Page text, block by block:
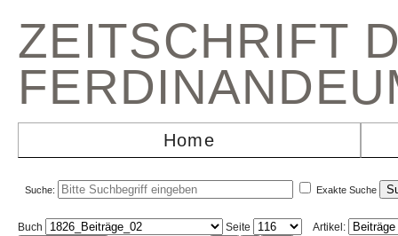
ZEITSCHRIFT
Home
Suche: Exakte Suche
Buch Seite
Artikel: